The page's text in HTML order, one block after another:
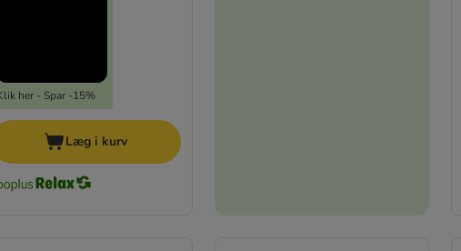
her - Spar -15%
Læg i kurv